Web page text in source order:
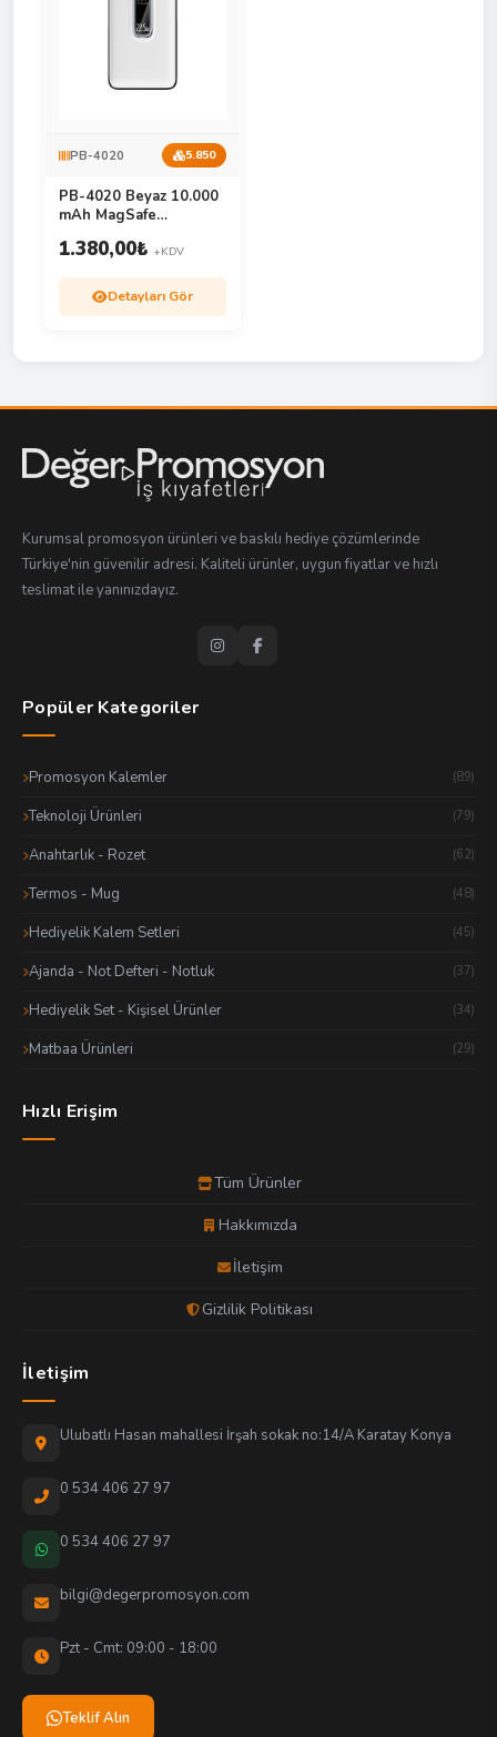
PB-4020 5.850
PB-4020 Beyaz 10.000
mAh MagSafe
1.380,00₺ +KDV
Detayları Gör
Kurumsal promosyon ürünleri ve baskılı hediye çözümlerinde
Türkiye'nin güvenilir adresi. Kaliteli ürünler, uygun fiyatlar ve hızlı
teslimat ile yanınızdayız.
Popüler Kategoriler
Promosyon Kalemler (89)
Teknoloji Ürünleri (79)
Anahtarlık - Rozet (62)
Termos - Mug (48)
Hediyelik Kalem Setleri (45)
Ajanda - Not Defteri - Notluk (37)
Hediyelik Set - Kişisel Ürünler (34)
Matbaa Ürünleri (29)
Hızlı Erişim
Tüm Ürünler
Hakkımızda
İletişim
Gizlilik Politikası
İletişim
Ulubatlı Hasan mahallesi İrşah sokak no:14/A Karatay Konya
0 534 406 27 97
0 534 406 27 97
bilgi@degerpromosyon.com
Pzt - Cmt: 09:00 - 18:00
Teklif Alın